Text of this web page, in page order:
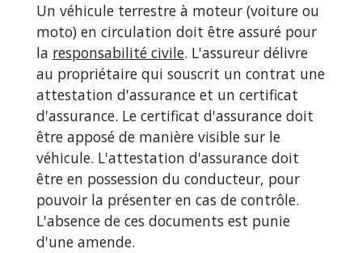
Un véhicule terrestre à moteur (voiture ou
moto) en circulation doit être assuré pour
la responsabilité civile. L'assureur délivre
au propriétaire qui souscrit un contrat une
attestation d'assurance et un certificat
d'assurance. Le certificat d'assurance doit
être apposé de manière visible sur le
véhicule. L'attestation d'assurance doit
être en possession du conducteur, pour
pouvoir la présenter en cas de contrôle.
L'absence de ces documents est punie
d'une amende.